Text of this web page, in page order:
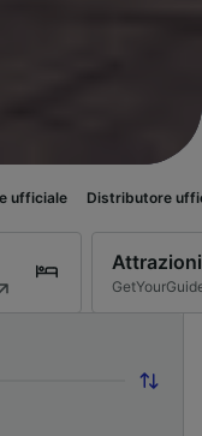
Distributore ufficiale
Attrazioni